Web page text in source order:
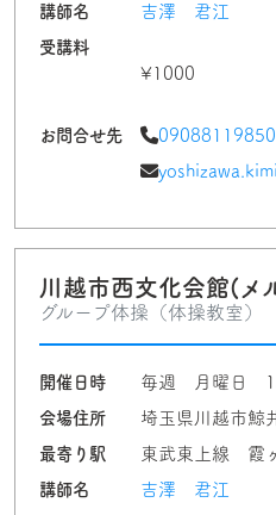
講師名
吉澤 君江
受講料
¥1000
お問合せ先
09088119850
川越市西文化会館(メ
グループ体操（体操教室）
開催日時
毎週 月曜日
会場住所
埼玉県川越市鯨
最寄り駅
東武東上線 霞
講師名
吉澤 君江